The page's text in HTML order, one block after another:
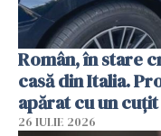
Român, în stare
casă din Italia.
apărat cu un cuțit
26 IULIE 2026